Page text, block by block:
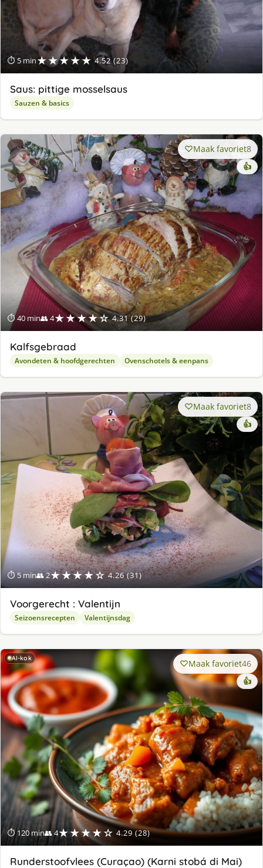
⏱ 5 min★★★★★ 4.52 (23)
Saus: pittige mosselsaus
Sauzen & basics
⏱ 40 min👥 4★★★★☆ 4.31 (29)
Maak favoriet8
👍
Kalfsgebraad
Avondeten & hoofdgerechten Ovenschotels & eenpans
⏱ 5 min👥 2★★★★☆ 4.26 (31)
Maak favoriet8
👍
Voorgerecht : Valentijn
Seizoensrecepten Valentijnsdag
AI-kok
⏱ 120 min👥 4★★★★☆ 4.29 (28)
Maak favoriet46
👍
Runderstoofvlees (Curaçao) (Karni stobá di Mai)